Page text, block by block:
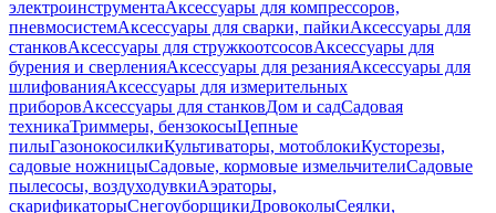
электроинструментаАксессуары для компрессоров,
пневмосистемАксессуары для сварки, пайкиАксессуары для
станковАксессуары для стружкоотсосовАксессуары для
бурения и сверленияАксессуары для резанияАксессуары для
шлифованияАксессуары для измерительных
приборовАксессуары для станковДом и садСадовая
техникаТриммеры, бензокосыЦепные
пилыГазонокосилкиКультиваторы, мотоблокиКусторезы,
садовые ножницыСадовые, кормовые измельчителиСадовые
пылесосы, воздуходувкиАэраторы,
скарификаторыСнегоуборщикиДровоколыСеялки,